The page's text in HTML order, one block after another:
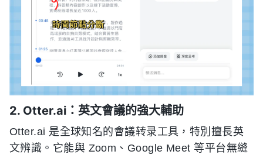
2. Otter.ai：英文會議的強大輔助
Otter.ai 是全球知名的會議转录工具，特別擅長英
文辨識。它能與 Zoom、Google Meet 等平台無縫